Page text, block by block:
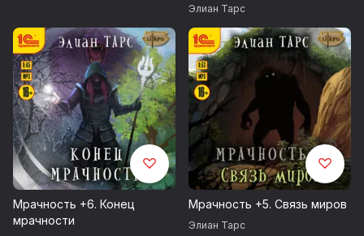
Элиан Тарс
Мрачность +6. Конец
мрачности
Мрачность +5. Связь миров
Элиан Тарс